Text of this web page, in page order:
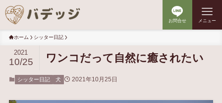
お問合せ メニュー
ホーム シッター日記
ワンコだって自然に癒されたい
2021
10/25
シッター日記 犬 2021年10月25日